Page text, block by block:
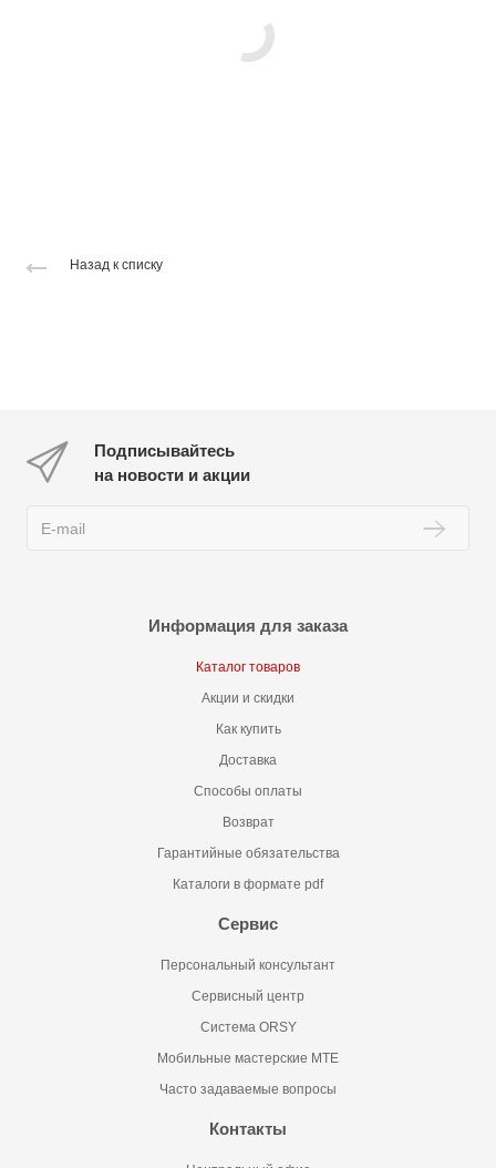
Назад к списку
Подписывайтесь
на новости и акции
Информация для заказа
Каталог товаров
Акции и скидки
Как купить
Доставка
Способы оплаты
Возврат
Гарантийные обязательства
Каталоги в формате pdf
Сервис
Персональный консультант
Сервисный центр
Система ORSY
Мобильные мастерские MTE
Часто задаваемые вопросы
Контакты